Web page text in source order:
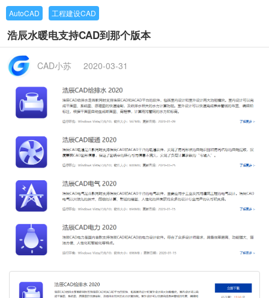
AutoCAD 工程建设CAD
浩辰水暖电支持CAD到那个版本
CAD小苏 2020-03-31